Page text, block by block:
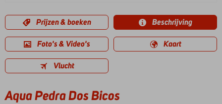
Prijzen & boeken Beschrijving
Foto's & Video's Kaart
Vlucht
Aqua Pedra Dos Bicos